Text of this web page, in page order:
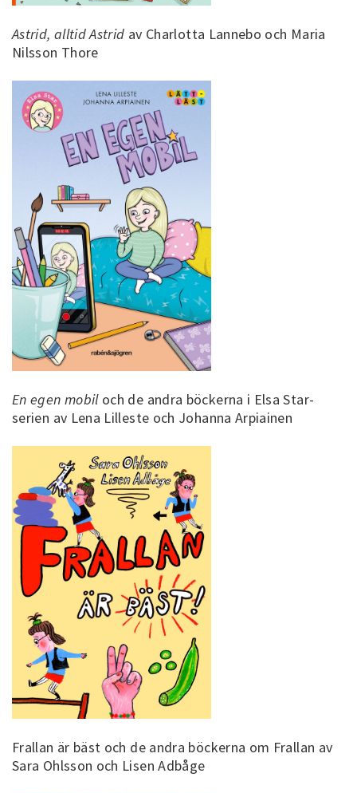
Astrid, alltid Astrid av Charlotta Lannebo och Maria
Nilsson Thore
En egen mobiloch de andra böckerna i Elsa Star-
serien av Lena Lilleste och Johanna Arpiainen
Frallan är bäst och de andra böckerna om Frallan av
Sara Ohlsson och Lisen Adbåge